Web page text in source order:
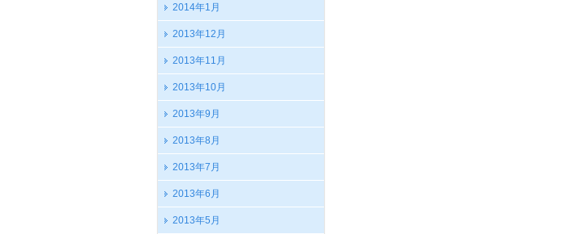
2014年1月
2013年12月
2013年11月
2013年10月
2013年9月
2013年8月
2013年7月
2013年6月
2013年5月